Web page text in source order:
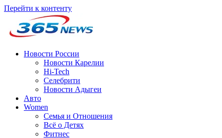
Перейти к контенту
Новости России
Новости Карелии
Hi-Tech
Селебрити
Новости Адыгеи
Авто
Women
Семья и Отношения
Всё о Детях
Фитнес